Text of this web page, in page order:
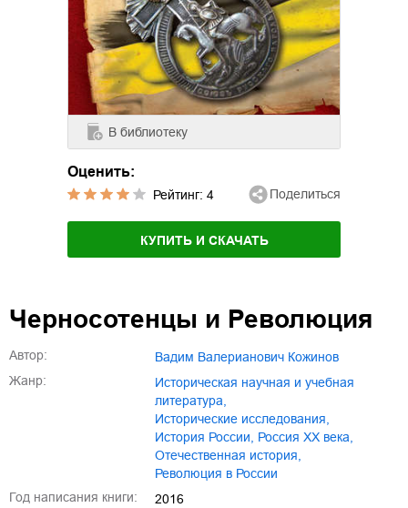
В библиотеку
Оценить:
Рейтинг: 4 Поделиться
КУПИТЬ И СКАЧАТЬ
Черносотенцы и Революция
Автор:
Вадим Валерианович Кожинов
Жанр:
историческая научная и учебная
литература
исторические исследования
история России
Россия XX века
отечественная история
революция в России
Год написания книги:
2016